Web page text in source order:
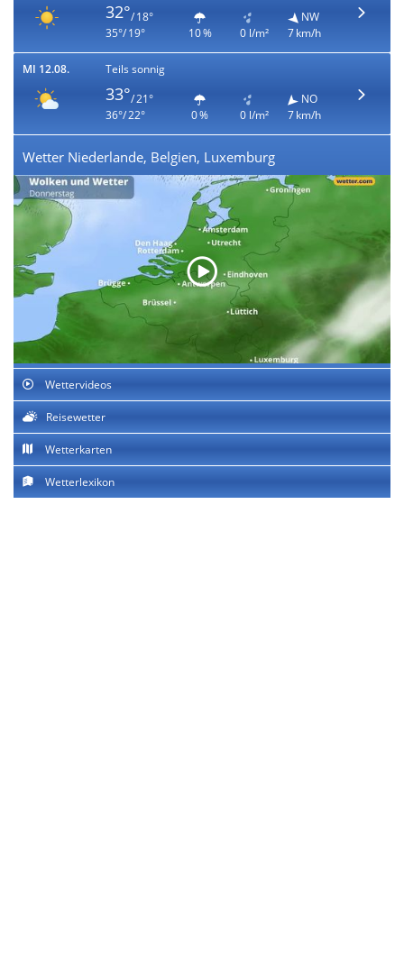
32°/ 18°
35°/ 19°
10 % 0 l/m²
NW
7 km/h
MI 12.08. Teils sonnig
33°/ 21°
36°/ 22°
0 % 0 l/m²
NO
7 km/h
Wetter Niederlande, Belgien, Luxemburg
Wettervideos
Reisewetter
Wetterkarten
Wetterlexikon